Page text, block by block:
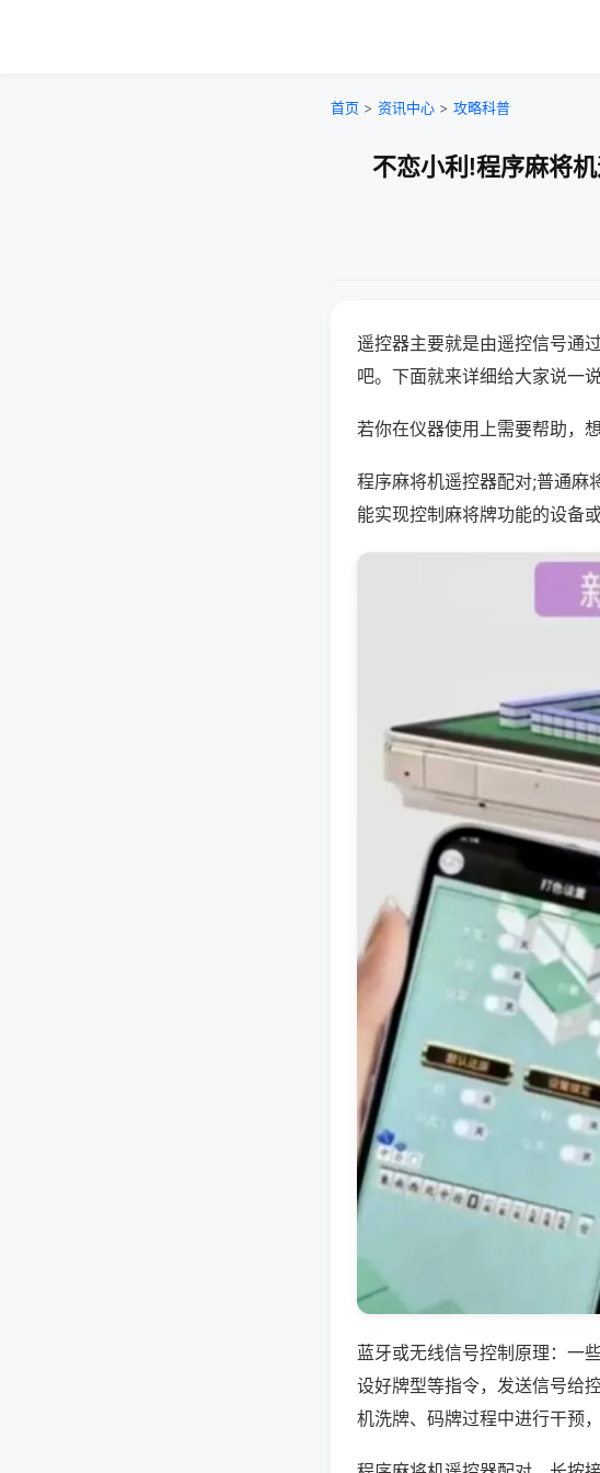
首页 > 资讯中心 > 攻略科普
不恋小利!程序麻将
遥控器主要就是由遥控信号通
吧。下面就来详细给大家说一
若你在仪器使用上需要帮助，
程序麻将机遥控器配对;普通麻
能实现控制麻将牌功能的设备或
蓝牙或无线信号控制原理：一
设好牌型等指令，发送信号给
机洗牌、码牌过程中进行干预